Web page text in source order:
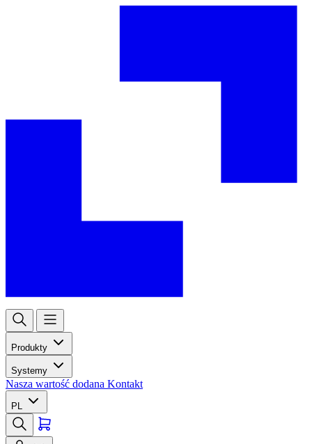
Produkty
Systemy
Nasza wartość dodana Kontakt
PL